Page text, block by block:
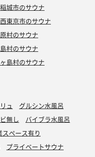
稲城市のサウナ
西東京市のサウナ
村のサウナ
村のサウナ
島村のサウナ
ュ
グルシン水風呂
無し
バイブラ水風呂
スペース有り
プライベートサウナ